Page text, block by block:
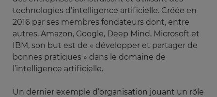
technologies d’intelligence artificielle. Créée en
2016 par ses membres fondateurs dont, entre
autres, Amazon, Google, Deep Mind, Microsoft et
IBM, son but est de « développer et partager de
bonnes pratiques » dans le domaine de
l’intelligence artificielle.
Un dernier exemple d’organisation jouant un rôle